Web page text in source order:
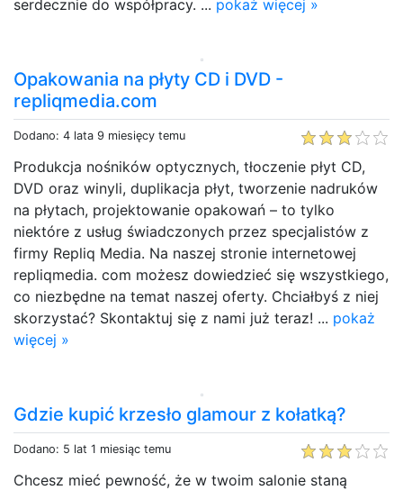
serdecznie do współpracy. ... pokaż więcej »
Opakowania na płyty CD i DVD -
repliqmedia.com
Dodano: 4 lata 9 miesięcy temu
Produkcja nośników optycznych, tłoczenie płyt CD,
DVD oraz winyli, duplikacja płyt, tworzenie nadruków
na płytach, projektowanie opakowań – to tylko
niektóre z usług świadczonych przez specjalistów z
firmy Repliq Media. Na naszej stronie internetowej
repliqmedia. com możesz dowiedzieć się wszystkiego,
co niezbędne na temat naszej oferty. Chciałbyś z niej
skorzystać? Skontaktuj się z nami już teraz! ... pokaż
więcej »
Gdzie kupić krzesło glamour z kołatką?
Dodano: 5 lat 1 miesiąc temu
Chcesz mieć pewność, że w twoim salonie staną